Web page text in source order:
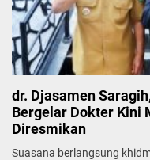
dr. Djasamen
Bergelar Dokter Kini
Diresmikan
Suasana berlangsung